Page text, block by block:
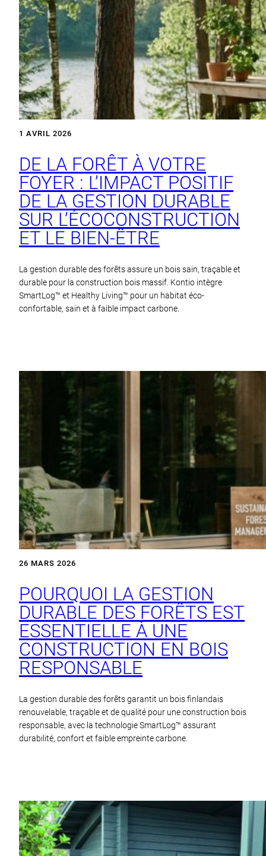
1 AVRIL 2026
DE LA FORÊT À VOTRE
FOYER : L’IMPACT POSITIF
DE LA GESTION DURABLE
SUR L’ÉCOCONSTRUCTION
ET LE BIEN‑ÊTRE
La gestion durable des forêts assure un bois sain, traçable et
durable pour la construction bois massif. Kontio intègre
SmartLog™ et Healthy Living™ pour un habitat éco-
confortable, sain et à faible impact carbone.
26 MARS 2026
POURQUOI LA GESTION
DURABLE DES FORÊTS EST
ESSENTIELLE À UNE
CONSTRUCTION EN BOIS
RESPONSABLE
La gestion durable des forêts garantit un bois finlandais
renouvelable, traçable et de qualité pour une construction bois
responsable, avec la technologie SmartLog™ assurant
durabilité, confort et faible empreinte carbone.